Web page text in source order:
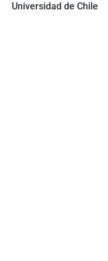
Universidad de Chile